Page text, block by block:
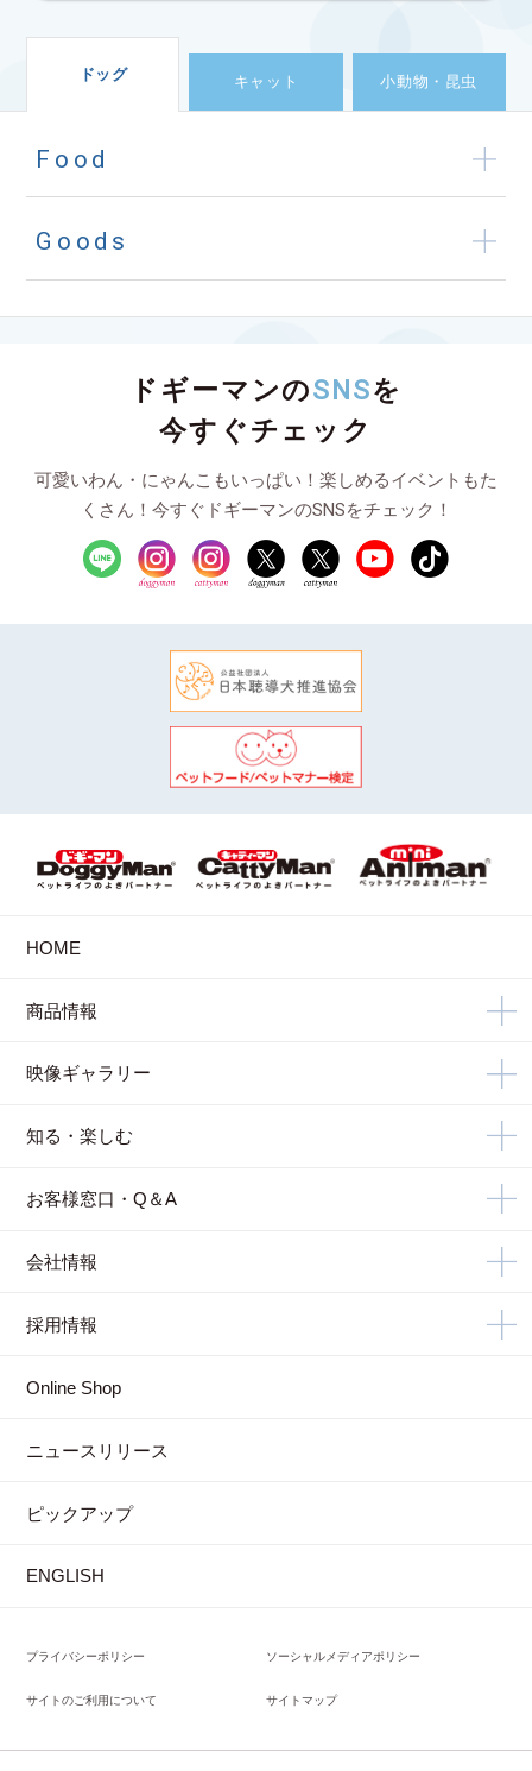
ドッグ キャット 小動物・昆虫
Food
Goods
ドギーマンのSNSを
今すぐチェック
可愛いわん・にゃんこもいっぱい！楽しめるイベントもた
くさん！今すぐドギーマンのSNSをチェック！
HOME
商品情報
映像ギャラリー
知る・楽しむ
お客様窓口・Q＆A
会社情報
採用情報
Online Shop
ニュースリリース
ピックアップ
ENGLISH
プライバシーポリシー ソーシャルメディアポリシー
サイトのご利用について サイトマップ